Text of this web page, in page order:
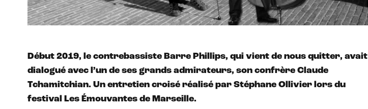
Début 2019, le contrebassiste Barre Phillips, qui vient de nous quitter, avait
dialogué avec l’un de ses grands admirateurs, son confrère Claude
Tchamitchian. Un entretien croisé réalisé par Stéphane Ollivier lors du
festival Les Émouvantes de Marseille.